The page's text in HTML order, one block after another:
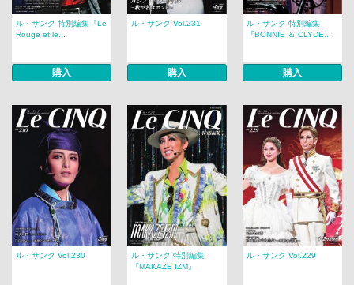
ル・サンク 特別編集『Le
Rouge et le...
購入
ル・サンク Vol.231
購入
ル・サンク 特別編集
『BONNIE ＆ CLYDE...
購入
ル・サンク Vol.230
ル・サンク 特別編集
『MAKAZE IZM』
ル・サンク Vol.229